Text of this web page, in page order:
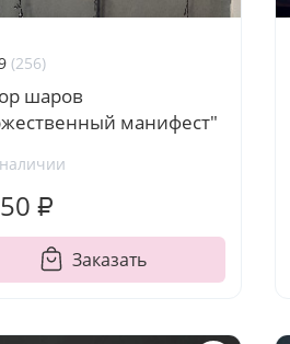
(256)
шаров
манифест"
₽
Заказать